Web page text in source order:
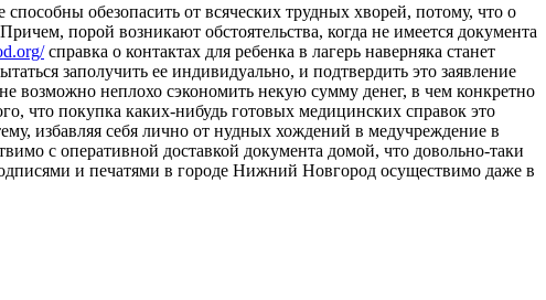
обезопасить от всяческих трудных хворей, потому, что о
порой возникают обстоятельства, когда не имеется документа
справка о контактах для ребенка в лагерь наверняка станет
заполучить ее индивидуально, и подтвердить это заявление
возможно неплохо сэкономить некую сумму денег, в чем конкретно
что покупка каких-нибудь готовых медицинских справок это
избавляя себя лично от нудных хождений в медучреждение в
с оперативной доставкой документа домой, что довольно-таки
и печатями в городе Нижний Новгород осуществимо даже в